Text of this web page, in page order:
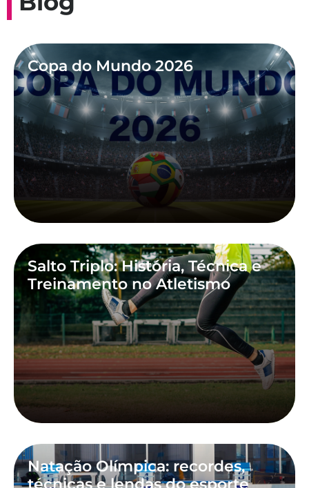
Copa do Mundo 2026
Salto Triplo: História, Técnica e
Treinamento no Atletismo
Natação Olímpica: recordes,